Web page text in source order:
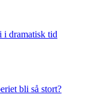
i dramatisk tid
bli så stort?